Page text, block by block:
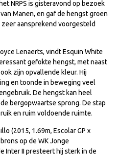
NRPS is gisteravond op bezoek
Manen, en gaf de hengst groen
aansprekend voorgesteld
Lenaerts, vindt Esquin White
gefokte hengst, met naast
zijn opvallende kleur. Hij
en toonde in beweging veel
De hengst kan heel
bergopwaartse sprong. De stap
en ruim voldoende ruimte.
(2015, 1.69m, Escolar GP x
op de WK Jonge
Inter II presteert hij sterk in de